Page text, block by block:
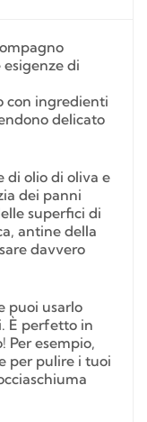
di
con ingredienti
delicato
di olio di oliva e
dei panni
superfici di
antine della
davvero
puoi usarlo
È perfetto in
Per esempio,
per pulire i tuoi